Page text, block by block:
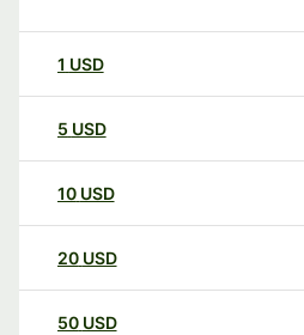
1 USD
5 USD
10 USD
20 USD
50 USD